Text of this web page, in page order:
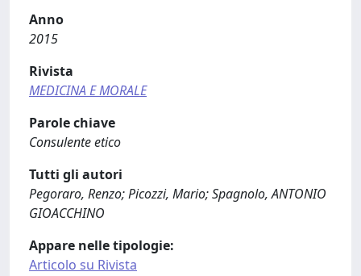
Anno
2015
Rivista
MEDICINA E MORALE
Parole chiave
Consulente etico
Tutti gli autori
Pegoraro, Renzo; Picozzi, Mario; Spagnolo, ANTONIO
GIOACCHINO
Appare nelle tipologie:
Articolo su Rivista